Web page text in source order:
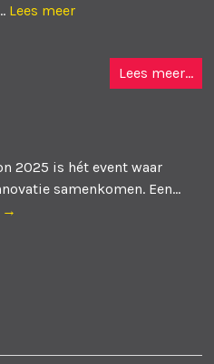
Lees meer
Lees meer...
2025 is hét event waar
samenkomen. Een...
→